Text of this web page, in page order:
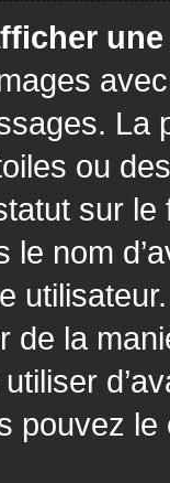
La
ou
sur
le nom
de la
pouvez